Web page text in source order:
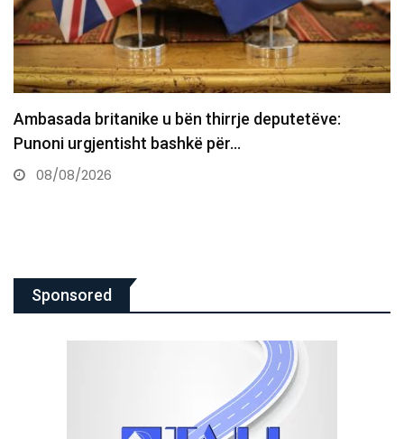
Zelensky nga Serbia: Qëndrimi për mosnjohjen
Kosovës nuk ndryshon
08/08/2026
Sponsored